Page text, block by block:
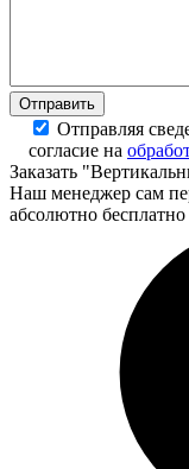
Отправляя
согласие на
Заказать
Наш менеджер сам
абсолютно